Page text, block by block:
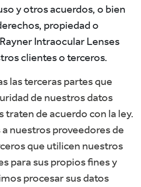
y otros acuerdos, o bien
propiedad o
Intraocular Lenses
clientes o terceros.
las terceras partes que
de nuestros datos
traten de acuerdo con la ley.
nuestros proveedores de
que utilicen nuestros
para sus propios fines y
procesar sus datos